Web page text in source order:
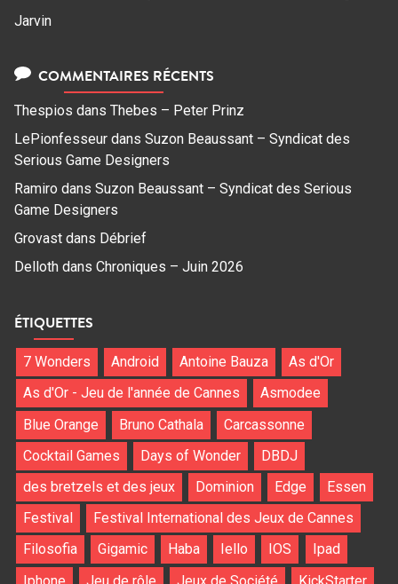
Jarvin
COMMENTAIRES RÉCENTS
Thespios dans Thebes – Peter Prinz
LePionfesseur dans Suzon Beaussant – Syndicat des
Serious Game Designers
Ramiro dans Suzon Beaussant – Syndicat des Serious
Game Designers
Grovast dans Débrief
Delloth dans Chroniques – Juin 2026
ÉTIQUETTES
7 Wonders Android Antoine Bauza
As d'Or
As d'Or - Jeu de l'année de Cannes
Asmodee
Blue Orange
Bruno Cathala
Carcassonne
Cocktail Games
Days of Wonder
DBDJ
des bretzels et des jeux
Dominion Edge
Essen
Festival
Festival International des Jeux de Cannes
Filosofia
Gigamic Haba Iello IOS
Ipad
Iphone
Jeu de rôle Jeux de Société KickStarter